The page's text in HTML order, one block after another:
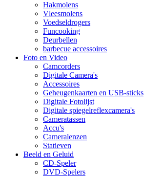
Hakmolens
Vleesmolens
Voedseldrogers
Funcooking
Deurbellen
barbecue accessoires
Foto en Video
Camcorders
Digitale Camera's
Accessoires
Geheugenkaarten en USB-sticks
Digitale Fotolijst
Digitale spiegelreflexcamera's
Cameratassen
Accu's
Cameralenzen
Statieven
Beeld en Geluid
CD-Speler
DVD-Spelers